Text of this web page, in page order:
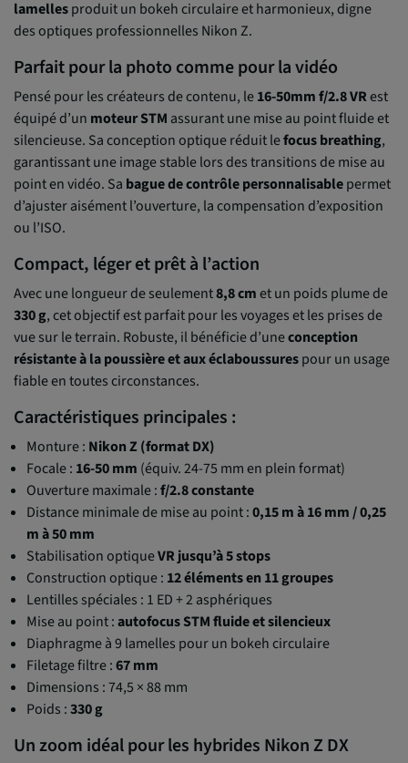
lamellesproduit un bokeh circulaire et harmonieux, digne
des optiques professionnelles Nikon Z.
Parfait pour la photo comme pour la vidéo
Pensé pour les créateurs de contenu, le16-50mm f/2.8 VRest
équipé d’un moteur STM assurant une mise au point fluide et
silencieuse. Sa conception optique réduit lefocus breathing,
garantissant une image stable lors des transitions de mise au
point en vidéo. Sa bague de contrôle personnalisablepermet
d’ajuster aisément l’ouverture, la compensation d’exposition
ou l’ISO.
Compact, léger et prêt à l’action
Avec une longueur de seulement8,8 cmet un poids plume de
330 g, cet objectif est parfait pour les voyages et les prises de
vue sur le terrain. Robuste, il bénéficie d’uneconception
résistante à la poussière et aux éclaboussurespour un usage
fiable en toutes circonstances.
Caractéristiques principales :
Monture : Nikon Z (format DX)
Focale : 16-50 mm (équiv. 24-75 mm en plein format)
Ouverture maximale :f/2.8 constante
Distance minimale de mise au point :0,15 m à 16 mm / 0,25
m à 50 mm
Stabilisation optiqueVR jusqu’à 5 stops
Construction optique : 12 éléments en 11 groupes
Lentilles spéciales : 1 ED + 2 asphériques
Mise au point :autofocus STM fluide et silencieux
Diaphragme à 9 lamelles pour un bokeh circulaire
Filetage filtre :67 mm
Dimensions : 74,5 × 88 mm
Poids :330 g
Un zoom idéal pour les hybrides Nikon Z DX